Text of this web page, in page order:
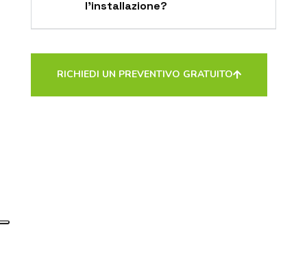
l’installazione?
RICHIEDI UN PREVENTIVO GRATUITO